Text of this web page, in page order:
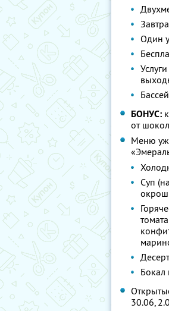
Один
БОНУС:
от
Меню
Суп
Бокал
30.06,